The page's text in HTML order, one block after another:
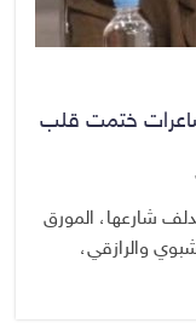
ختمت قلب
شارعها، المورق
والرازقي،